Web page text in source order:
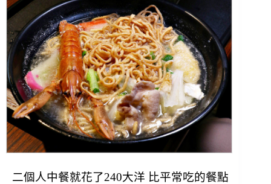
二個人中餐就花了240大洋 比平常吃的餐點